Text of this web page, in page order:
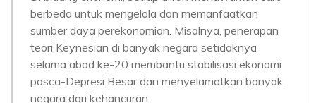
berbeda untuk mengelola dan memanfaatkan
sumber daya perekonomian. Misalnya, penerapan
teori Keynesian di banyak negara setidaknya
selama abad ke-20 membantu stabilisasi ekonomi
pasca-Depresi Besar dan menyelamatkan banyak
negara dari kehancuran.